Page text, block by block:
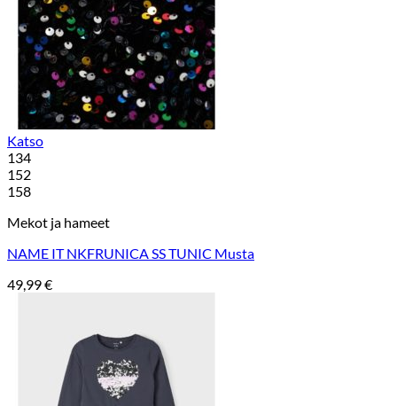
Katso
134
152
158
Mekot ja hameet
NAME IT NKFRUNICA SS TUNIC Musta
49,99€